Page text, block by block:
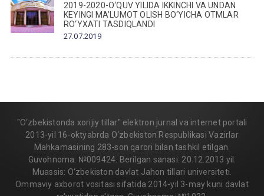
2019-2020-O‘QUV YILIDA IKKINCHI VA UNDAN
KEYINGI MA’LUMOT OLISH BO‘YICHA OTMLAR
RO‘YXATI TASDIQLANDI
27.07.2019
"O‘zbekistonda xorijiy tillar" elektron jurnal va internet portali
2013-yil 16-oktyabrda O‘zbekiston Respublikasi Vazirlar
Mahkamasining 283-son qarori bilan tashkil etilgan.
Guvohnoma: №009424. Berilgan sanasi: 20.12.2013 yil.
Muassis: O‘zbekiston davlat Jahon tillari universiteti.
Ommaviy axborot vositasi sifatida 2014-yil 3-may kuni davlat